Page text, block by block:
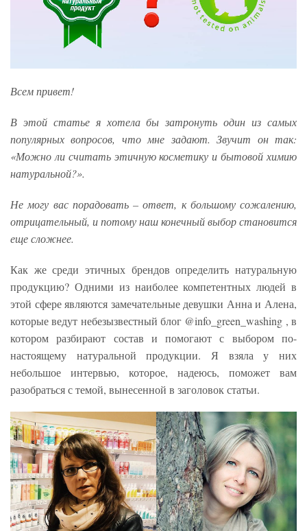
Всем привет!
В этой статье я хотела бы затронуть один из самых
популярных вопросов, что мне задают. Звучит он так:
«Можно ли считать этичную косметику и бытовой химию
натуральной?».
Не могу вас порадовать – ответ, к большому сожалению,
отрицательный, и потому наш конечный выбор становится
еще сложнее.
Как же среди этичных брендов определить натуральную
продукцию? Одними из наиболее компетентных людей в
этой сфере являются замечательные девушки Анна и Алена,
которые ведут небезызвестный блог @info_green_washing , в
котором разбирают состав и помогают с выбором по-
настоящему натуральной продукции. Я взяла у них
небольшое интервью, которое, надеюсь, поможет вам
разобраться с темой, вынесенной в заголовок статьи.